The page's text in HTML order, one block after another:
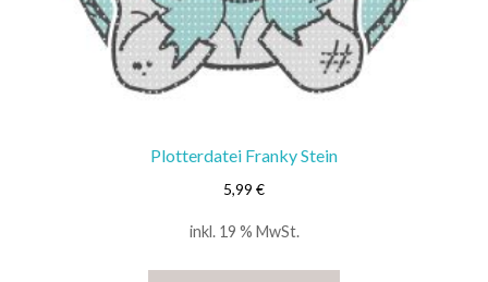
Plotterdatei Franky Stein
5,99 €
inkl. 19 % MwSt.